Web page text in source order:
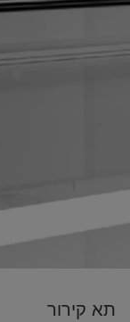
תא קירור